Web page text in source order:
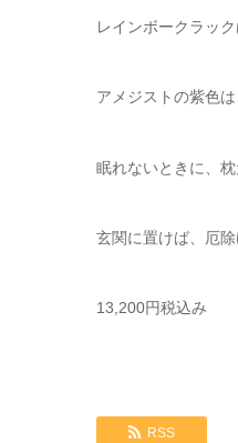
レインボークラッ
アメジストの紫色
眠れないときに、
玄関に置けば、厄除
13,200円税込み
RSS